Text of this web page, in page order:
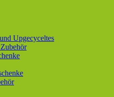
Upgecyceltes